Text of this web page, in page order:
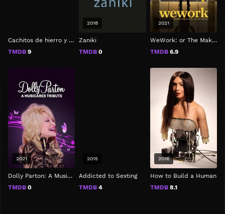
Cachitos de hierro y cromo
TMDB 9
Zaniki
TMDB 0
2018
WeWork: or The Making and Breaking of a $47 Billion Unicorn
TMDB6.9
2021
Dolly Parton: A MusiCares Tribute
TMDB 0
2021
Addicted to Sexting
TMDB 4
2015
How to Build a Human
TMDB8.1
2016